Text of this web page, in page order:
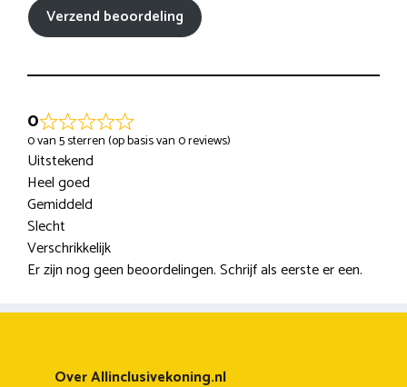
Verzend beoordeling
0
0 van 5 sterren (op basis van 0 reviews)
Uitstekend
Heel goed
Gemiddeld
Slecht
Verschrikkelijk
Er zijn nog geen beoordelingen. Schrijf als eerste er een.
Over Allinclusivekoning.nl